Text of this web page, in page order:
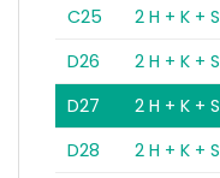
C25
2 H + K + S
D26
2 H + K + S
D27
2 H + K + S
D28
2 H + K + S